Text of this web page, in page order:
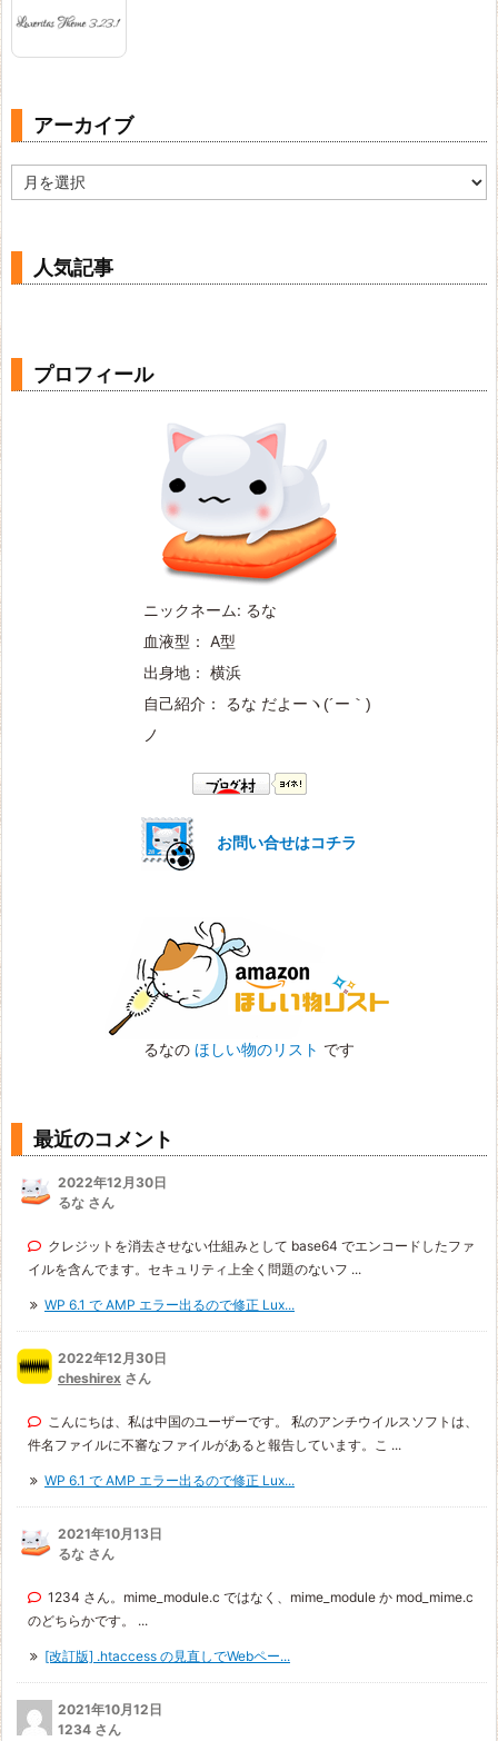
アーカイブ
ー
人気記事
プロフィール
ニックネーム: るな
血液型： A型
出身地： 横浜
自己紹介： るな だよー ヽ(´ー｀)
ノ
お問い合せはコチラ
るなの ほしい物のリスト です
最近のコメント
2022年12月30日
るな さん
クレジットを消去させない仕組みとして base64 でエンコードしたファ
イルを含んでます。セキュリティ上全く問題のないフ ...
WP 6.1 で AMP エラー出るので修正 Lux...
2022年12月30日
cheshirex さん
こんにちは、私は中国のユーザーです。 私のアンチウイルスソフトは、
件名ファイルに不審なファイルがあると報告しています。こ ...
WP 6.1 で AMP エラー出るので修正 Lux...
2021年10月13日
るな さん
1234 さん。mime_module.c ではなく、mime_module か mod_mime.c
のどちらかです。 ...
[改訂版] .htaccess の見直しでWebペー...
2021年10月12日
1234 さん